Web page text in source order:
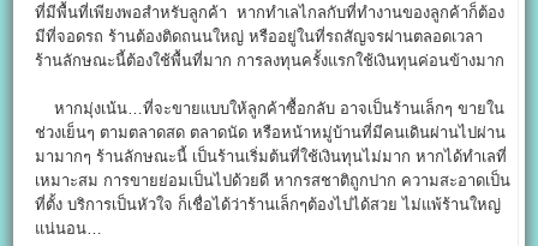
ที่มีพื้นที่เพียงพอสำหรับลูกค้า หากทำเลไกลกับที่ทำงานของลูกค้าก็ต้อง
มีที่จอดรถ ร้านต้องติดถนนใหญ่ หรืออยู่ในที่รถสัญจรผ่านตลอดเวลา
ร้านลักษณะนี้ต้องใช้พื้นที่มาก การลงทุนครั้งแรกใช้เงินทุนค่อนข้างมาก
หากมุ่งเน้น…ที่จะขายแบบให้ลูกค้าซื้อกลับ อาจเป็นร้านเล็กๆ ขายใน
ช่วงเย็นๆ ตามตลาดสด ตลาดนัด หรือหน้าหมู่บ้านที่มีคนเดินผ่านไปผ่าน
มามากๆ ร้านลักษณะนี้ เป็นร้านเริ่มต้นที่ใช้เงินทุนไม่มาก หากได้ทำเลที่
เหมาะสม การขายย่อมเป็นไปด้วยดี หากรสชาติถูกปาก ความสะอาดเป็น
ที่ตั้ง บริการเป็นหัวใจ ก็เชื่อได้ว่าร้านเล็กๆต้องไปได้สวย ไม่แพ้ร้านใหญ่
แน่นอน…